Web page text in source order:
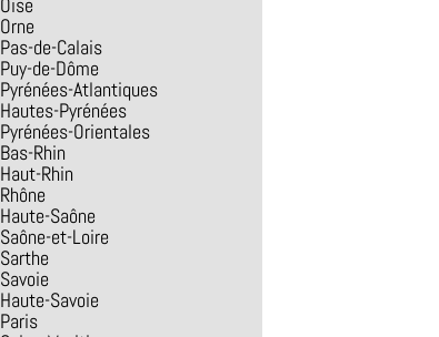
Oise
Orne
Pas-de-Calais
Puy-de-Dôme
Pyrénées-Atlantiques
Hautes-Pyrénées
Pyrénées-Orientales
Bas-Rhin
Haut-Rhin
Rhône
Haute-Saône
Saône-et-Loire
Sarthe
Savoie
Haute-Savoie
Paris